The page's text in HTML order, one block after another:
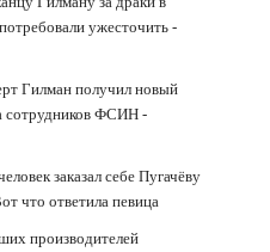
ужесточить -
Гилман получил новый
сотрудников ФСИН -
заказал себе Пугачёву
что ответила певица
производителей